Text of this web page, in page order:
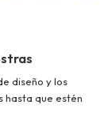
diseño y los
hasta que estén